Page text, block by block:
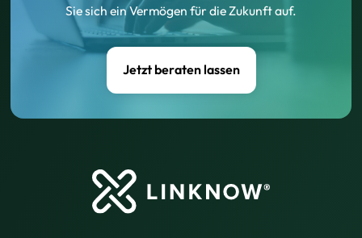
Sie sich ein Vermögen für die Zukunft auf.
Jetzt beraten lassen